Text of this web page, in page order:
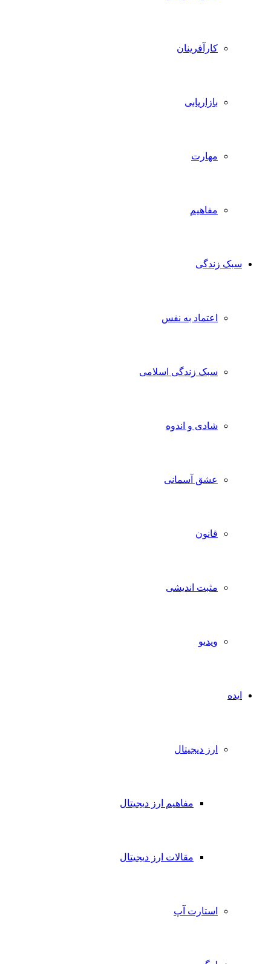
کارآفرینان
بازاریابی
مهارت
مفاهیم
سبک زندگی
اعتماد به نفس
سبک زندگی اسلامی
شادی و اندوه
عشق آسمانی
قانون
مثبت اندیشی
ویدیو
ایده
ارز دیجیتال
مفاهیم ارز دیجیتال
مقالات ارز دیجیتال
استارت آپ